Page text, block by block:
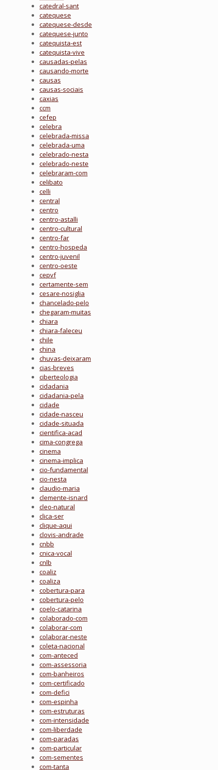
catedral-sant
catequese
catequese-desde
catequese-junto
catequista-est
catequista-vive
causadas-pelas
causando-morte
causas
causas-sociais
caxias
ccm
cefep
celebra
celebrada-missa
celebrada-uma
celebrado-nesta
celebrado-neste
celebraram-com
celibato
celli
central
centro
centro-astalli
centro-cultural
centro-far
centro-hospeda
centro-juvenil
centro-oeste
cepvf
certamente-sem
cesare-nosiglia
chancelado-pelo
chegaram-muitas
chiara
chiara-faleceu
chile
china
chuvas-deixaram
cias-breves
ciberteologia
cidadania
cidadania-pela
cidade
cidade-nasceu
cidade-situada
cientifica-acad
cima-congrega
cinema
cinema-implica
cio-fundamental
cio-nesta
claudio-maria
clemente-isnard
cleo-natural
clica-ser
clique-aqui
clovis-andrade
cnbb
cnica-vocal
cnlb
coaliz
coaliza
cobertura-para
cobertura-pelo
coelo-catarina
colaborado-com
colaborar-com
colaborar-neste
coleta-nacional
com-anteced
com-assessoria
com-banheiros
com-certificado
com-defici
com-espinha
com-estruturas
com-intensidade
com-liberdade
com-paradas
com-particular
com-sementes
com-tanta